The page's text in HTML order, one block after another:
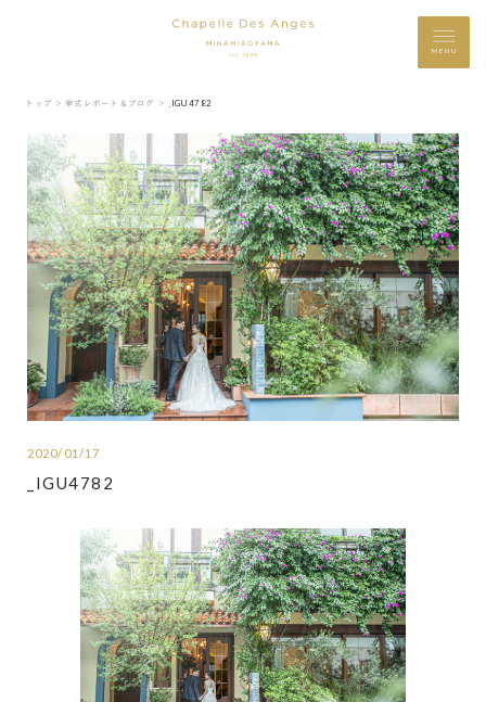
MENU
トップ ＞ 挙式レポート＆ブログ ＞ _IGU4782
2020/01/17
_IGU4782